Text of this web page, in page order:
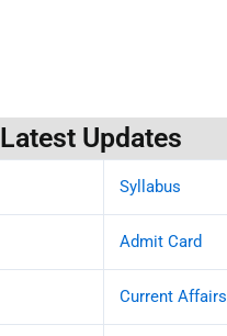
Latest Updates
Syllabus
Admit Card
Current Affairs